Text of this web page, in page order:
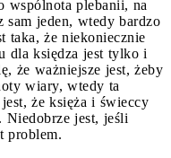
wspólnota plebanii, na
jeden, wtedy bardzo
taka, że niekoniecznie
dla księdza jest tylko i
że ważniejsze jest, żeby
wiary, wtedy ta
że księża i świeccy
Niedobrze jest, jeśli
problem.